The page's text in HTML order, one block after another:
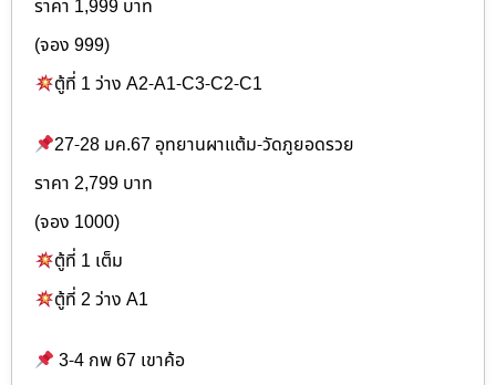
ราคา 1,999 บาท
(จอง 999)
ตู้ที่ 1 ว่าง A2-A1-C3-C2-C1
27-28 มค.67 อุทยานผาแต้ม-วัดภูยอดรวย
ราคา 2,799 บาท
(จอง 1000)
ตู้ที่ 1 เต็ม
ตู้ที่ 2 ว่าง A1
3-4 กพ 67 เขาค้อ